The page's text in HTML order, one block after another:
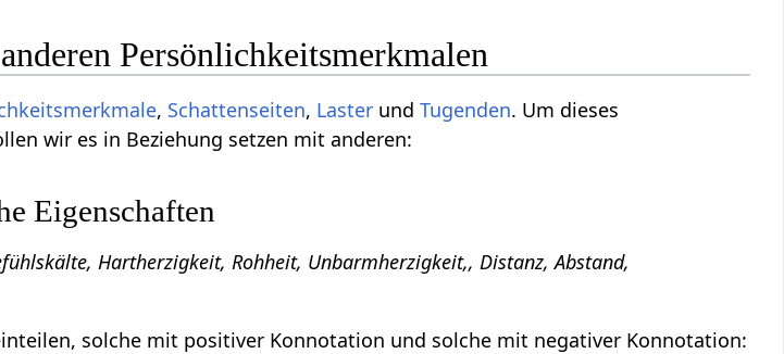
Persönlichkeitsmerkmalen
, Schattenseiten, Laster undTugenden. Um dieses
wir es in Beziehung setzen mit anderen:
Eigenschaften
Hartherzigkeit, Rohheit, Unbarmherzigkeit,, Distanz, Abstand,
solche mit positiver Konnotation und solche mit negativer Konnotation: